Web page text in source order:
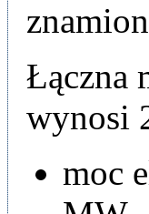
Łączna
wynosi
moc